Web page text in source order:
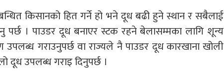
किसानको हित गर्ने हो भने दूध बढी हुने स्थान र सबैलाई
पर्छ । पाउडर दूध बनाएर स्टक रहने बेलासम्मका लागि शून्य
उपलब्ध गराउनुपर्छ वा राज्यले नै पाउडर दूध कारखाना खोली
उपलब्ध गराइ दिनुपर्छ ।